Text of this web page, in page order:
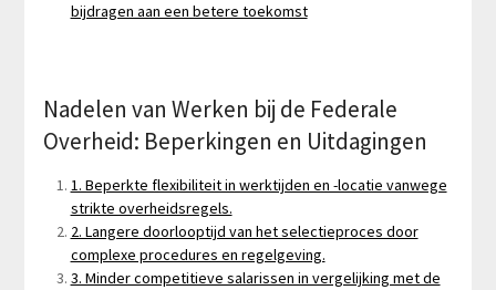
bijdragen aan een betere toekomst
Nadelen van Werken bij de Federale
Overheid: Beperkingen en Uitdagingen
1. Beperkte flexibiliteit in werktijden en -locatie vanwege
strikte overheidsregels.
2. Langere doorlooptijd van het selectieproces door
complexe procedures en regelgeving.
3. Minder competitieve salarissen in vergelijking met de